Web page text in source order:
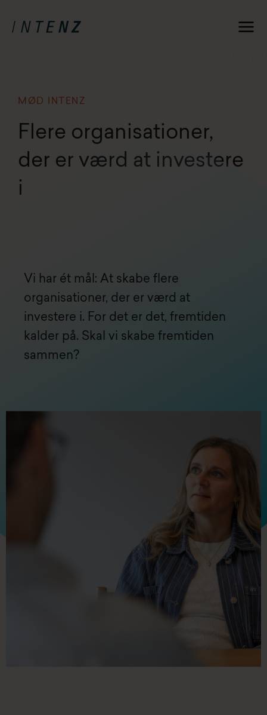
MØD INTENZ
Flere organisationer,
der er værd at investere
i
Vi har ét mål: At skabe flere
organisationer, der er værd at
investere i. For det er det, fremtiden
kalder på. Skal vi skabe fremtiden
sammen?